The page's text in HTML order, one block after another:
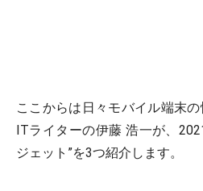
ここからは日々モバイル端末
ITライターの伊藤 浩一が、
ジェット”を3つ紹介します。